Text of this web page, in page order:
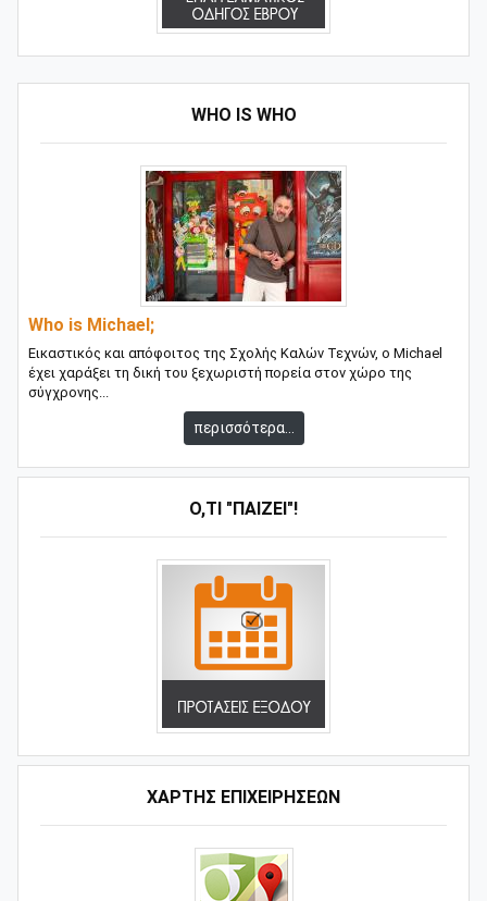
WHO IS WHO
Who is Michael;
Εικαστικός και απόφοιτος της Σχολής Καλών Τεχνών, ο Michael
έχει χαράξει τη δική του ξεχωριστή πορεία στον χώρο της
σύγχρονης...
περισσότερα...
Ό,ΤΙ "ΠΑΊΖΕΙ"!
ΧΑΡΤΗΣ ΕΠΙΧΕΙΡΗΣΕΩΝ